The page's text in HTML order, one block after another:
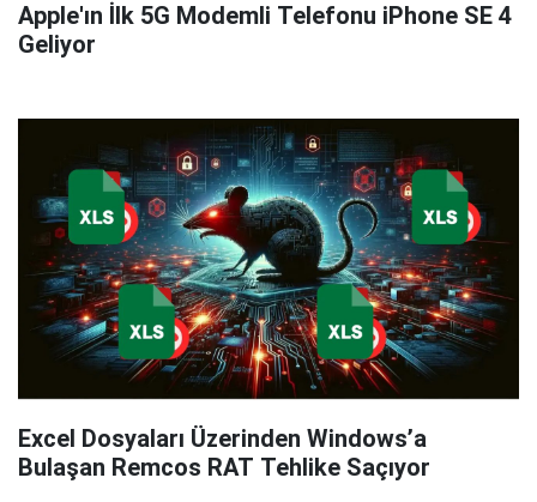
Apple'ın İlk 5G Modemli Telefonu iPhone SE 4
Geliyor
Excel Dosyaları Üzerinden Windows’a
Bulaşan Remcos RAT Tehlike Saçıyor